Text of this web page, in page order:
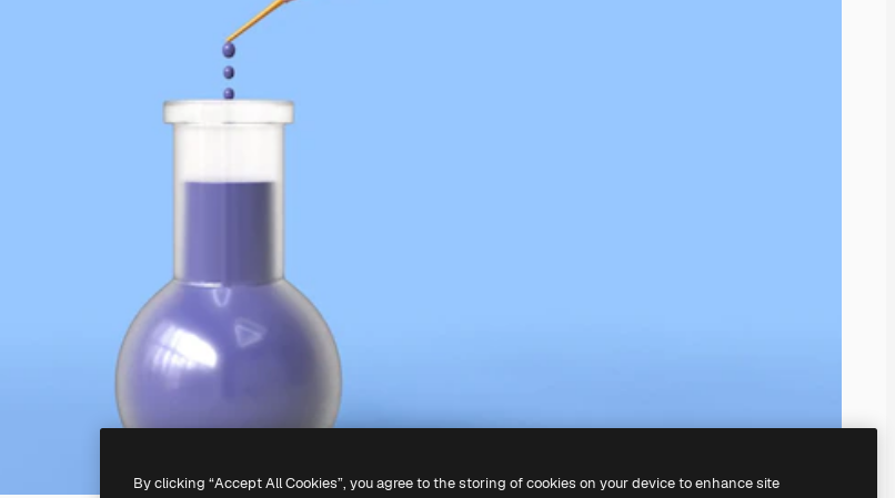
By clicking “Accept All Cookies”, you agree to the storing of cookies on your device to enhance site